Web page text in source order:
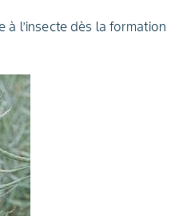
à l’insecte dès la formation